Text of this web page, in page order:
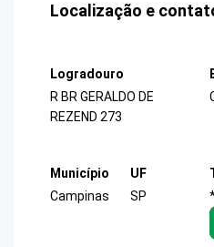
Localização e
Logradouro
R BR GERALDO DE
REZEND 273
Município
Campinas
UF
SP